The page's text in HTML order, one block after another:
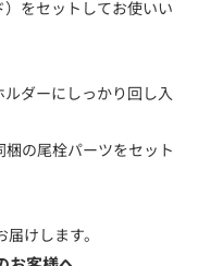
をセットしてお使いい
ダーにしっかり回し入
の尾栓パーツをセット
けします。